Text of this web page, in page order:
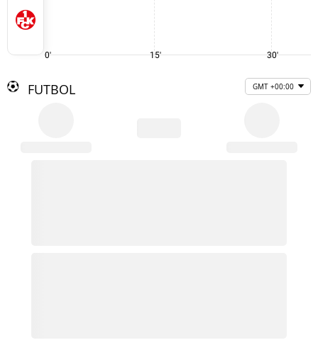
0' 15' 30'
FUTBOL GMT +00:00